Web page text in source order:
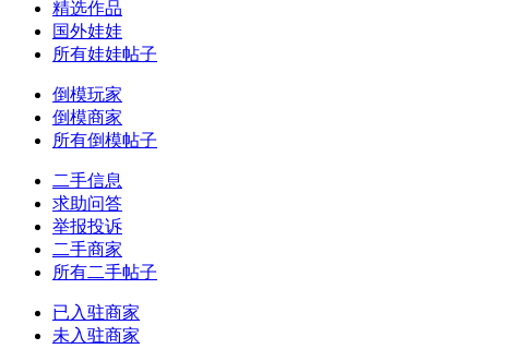
精选作品
国外娃娃
所有娃娃帖子
倒模玩家
倒模商家
所有倒模帖子
二手信息
求助问答
举报投诉
二手商家
所有二手帖子
已入驻商家
未入驻商家